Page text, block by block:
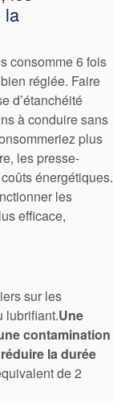
la
consomme 6 fois
réglée. Faire
d’étanchéité
à conduire sans
plus
les presse-
énergétiques.
les
efficace,
sur les
lubrifiant.Une
contamination
la durée
de 2